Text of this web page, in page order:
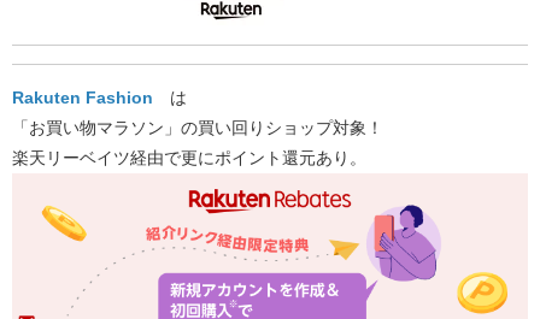
Rakuten Fashion は
「お買い物マラソン」の買い回りショップ対象！
楽天リーベイツ経由で更にポイント還元あり。